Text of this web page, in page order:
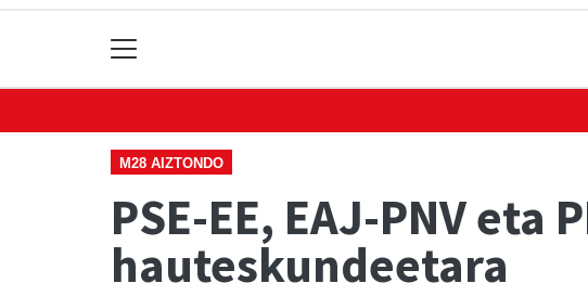
M28 AIZTONDO
PSE-EE, EAJ-PNV
hauteskundeetara